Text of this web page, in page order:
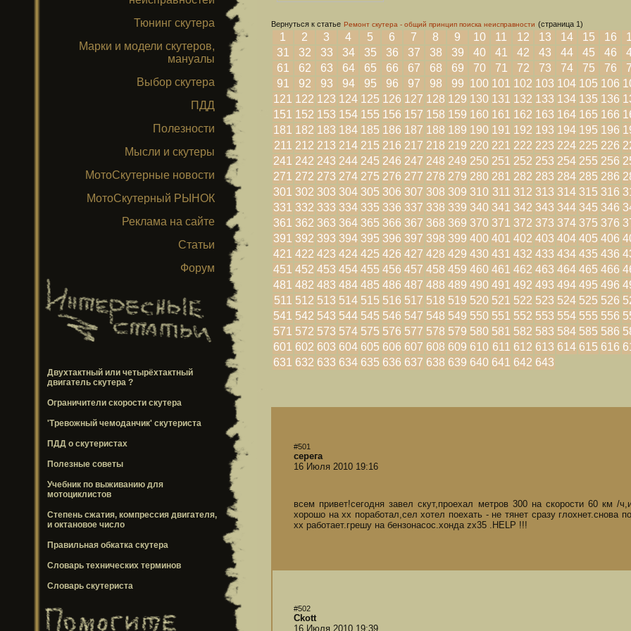
Тюнинг скутера
Марки и модели скутеров,
мануалы
Выбор скутера
ПДД
Полезности
Мысли и скутеры
МотоСкутерные новости
МотоСкутерный РЫНОК
Реклама на сайте
Статьи
Форум
Двухтактный или четырёхтактный
двигатель скутера ?
Ограничители скорости скутера
'Тревожный чемоданчик' скутериста
ПДД о скутеристах
Полезные советы
Учебник по выживанию для
мотоциклистов
Степень сжатия, компрессия двигателя,
и октановое число
Правильная обкатка скутера
Словарь технических терминов
Словарь скутериста
Вернуться к статье Ремонт скутера - общий принцип поиска неисправности (страница 1)
1 2 3 4 5 6 7 8 9 10 11 12 13 14 15 16
31
32 33 34 35 36 37 38 39 40 41 42 43 44 45 46
61
62 63 64 65 66 67 68 69 70 71 72 73 74 75 76
91
92 93 94 95 96 97 98 99 100 101 102 103 104 105 106
121 122 123 124 125 126 127 128 129 130 131 132 133 134 135 136
151 152 153 154 155 156 157 158 159 160 161 162 163 164 165 166
181 182 183 184 185 186 187 188 189 190 191 192 193 194 195 196
211 212 213 214 215 216 217 218 219 220 221 222 223 224 225 226
241 242 243 244 245 246 247 248 249 250 251 252 253 254 255 256
271 272 273 274 275 276 277 278 279 280 281 282 283 284 285 286
301 302 303 304 305 306 307 308 309 310 311 312 313 314 315 316
331 332 333 334 335 336 337 338 339 340 341 342 343 344 345 346
361 362 363 364 365 366 367 368 369 370 371 372 373 374 375 376
391 392 393 394 395 396 397 398 399 400 401 402 403 404 405 406
421 422 423 424 425 426 427 428 429 430 431 432 433 434 435 436
451 452 453 454 455 456 457 458 459 460 461 462 463 464 465 466
481 482 483 484 485 486 487 488 489 490 491 492 493 494 495 496
511 512 513 514 515 516 517 518 519 520 521 522 523 524 525 526
541 542 543 544 545 546 547 548 549 550 551 552 553 554 555 556
571 572 573 574 575 576 577 578 579 580 581 582 583 584 585 586
601 602 603 604 605 606 607 608 609 610 611 612 613 614 615 616
631 632 633 634 635 636 637 638 639 640 641 642 643
#501
серега
16 Июля 2010 19:16
всем привет!сегодня завел скут,проехал метров 300 на скорости 60 км /
хорошо на хх поработал,сел хотел поехать - не тянет сразу глохнет.снова
хх работает.грешу на бензонасос.хонда zx35 .HELP !!!
#502
Ckott
16 Июля 2010 19:39